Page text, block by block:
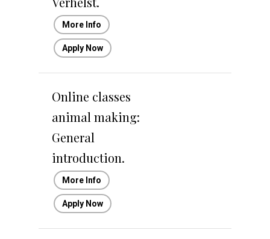
More Info
Apply Now
Online classes
animal making:
General
introduction.
More Info
Apply Now